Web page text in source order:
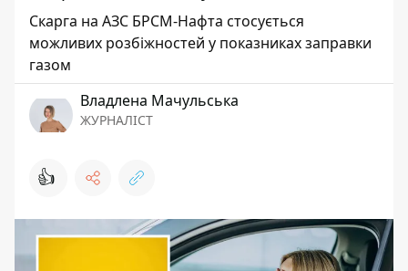
Скарга на АЗС БРСМ-Нафта стосується
можливих розбіжностей у показниках заправки
газом
Владлена Мачульська
ЖУРНАЛІСТ
👍